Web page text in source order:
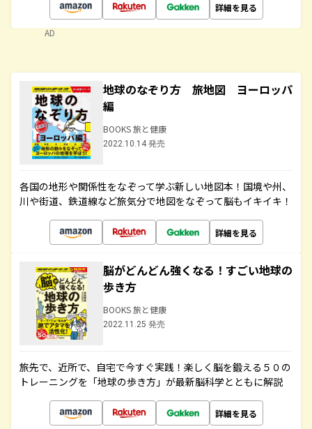
詳細を見る
AD
地球のなぞり方 旅地図 ヨーロッパ
編
BOOKS 旅と健康
2022.10.14 発売
各国の地形や関係性をなぞって学ぶ新しい地図本！国境や州、
川や街道、鉄道線など旅気分で地図をなぞって脳もイキイキ！
詳細を見る
脳がどんどん強くなる！すごい地球の
歩き方
BOOKS 旅と健康
2022.11.25 発売
旅先で、近所で、自宅で今すぐ実践！楽しく脳を鍛える５０の
トレーニングを「地球の歩き方」が最新脳科学とともに解説
詳細を見る